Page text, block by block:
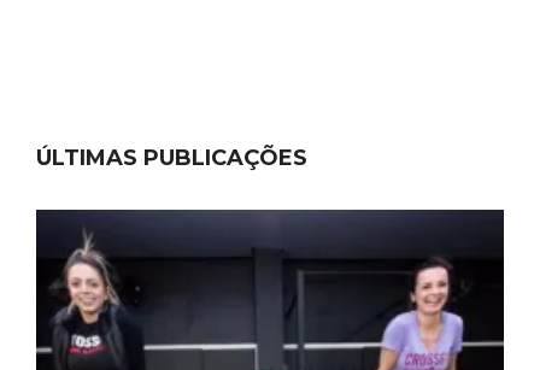
ÚLTIMAS PUBLICAÇÕES